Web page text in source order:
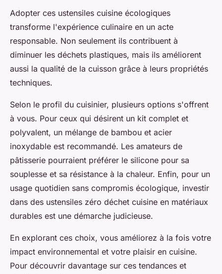
Adopter ces ustensiles cuisine écologiques
transforme l'expérience culinaire en un acte
responsable. Non seulement ils contribuent à
diminuer les déchets plastiques, mais ils améliorent
aussi la qualité de la cuisson grâce à leurs propriétés
techniques.
Selon le profil du cuisinier, plusieurs options s'offrent
à vous. Pour ceux qui désirent un kit complet et
polyvalent, un mélange de bambou et acier
inoxydable est recommandé. Les amateurs de
pâtisserie pourraient préférer le silicone pour sa
souplesse et sa résistance à la chaleur. Enfin, pour un
usage quotidien sans compromis écologique, investir
dans des ustensiles zéro déchet cuisine en matériaux
durables est une démarche judicieuse.
En explorant ces choix, vous améliorez à la fois votre
impact environnemental et votre plaisir en cuisine.
Pour découvrir davantage sur ces tendances et